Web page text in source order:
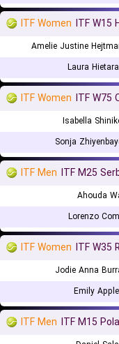
ITF Women ITF W15
Amelie Justine
Laura
ITF Women ITF W75
Isabella
Sonja
ITF Men ITF M25
Ahouda
Lorenzo
ITF Women ITF W35
Jodie Anna
Emily
ITF Men ITF M15